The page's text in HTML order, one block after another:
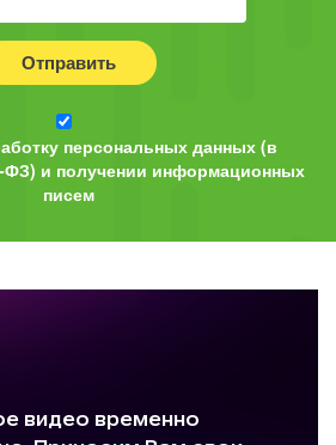
Отправить
персональных данных (в
ФЗ) и получении информационных
писем